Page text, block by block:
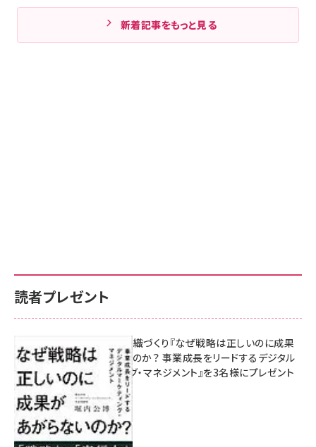
新着記事をもっと見る
読者プレゼント
成果を生む組織づくり『なぜ戦略は正しいのに成果
があがらないのか？ 事業成長をリードするデジタル
マーケティング・マネジメント』を3名様にプレゼント
8月7日 10:00